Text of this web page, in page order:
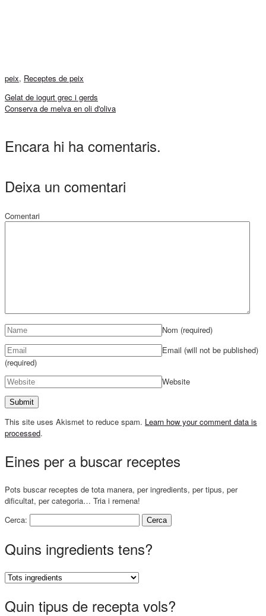
peix, Receptes de peix
Gelat de iogurt grec i gerds
Conserva de melva en oli d'oliva
Encara hi ha comentaris.
Deixa un comentari
Comentari
Nom (required)
Email (will not be published)
(required)
Website
This site uses Akismet to reduce spam. Learn how your comment data is
processed.
Eines per a buscar receptes
Pots buscar receptes de tota manera, per ingredients, per tipus, per
dificultat, per categoria… Tria i remena!
Cerca:
Quins ingredients tens?
Quin tipus de recepta vols?